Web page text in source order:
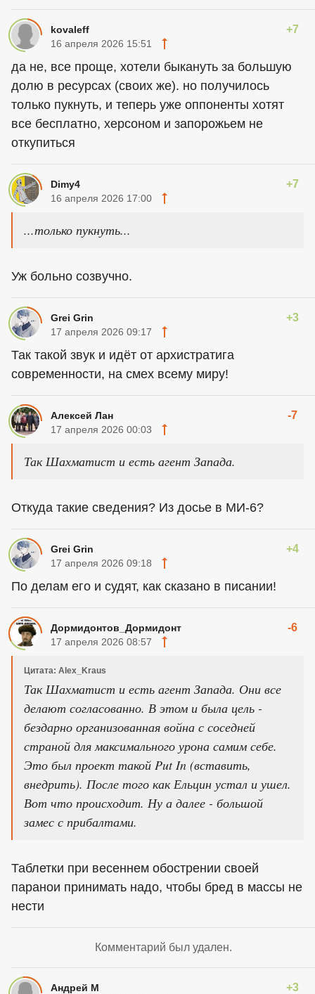
kovaleff +7
16 апреля 2026 15:51
да не, все проще, хотели быкануть за большую
долю в ресурсах (своих же). но получилось
только пукнуть, и теперь уже оппоненты хотят
все бесплатно, херсоном и запорожьем не
откупиться
Dimy4 +7
16 апреля 2026 17:00
...только пукнуть...
Уж больно созвучно.
Grei Grin +3
17 апреля 2026 09:17
Так такой звук и идёт от архистратига
современности, на смех всему миру!
Алексей Лан -7
17 апреля 2026 00:03
Так Шахматист и есть агент Запада.
Откуда такие сведения? Из досье в МИ-6?
Grei Grin +4
17 апреля 2026 09:18
По делам его и судят, как сказано в писании!
Дормидонтов_Дормидонт -6
17 апреля 2026 08:57
Цитата: Alex_Kraus
Так Шахматист и есть агент Запада. Они все
делают согласованно. В этом и была цель -
бездарно организованная война с соседней
страной для максимального урона самим себе.
Это был проект такой Put In (вставить,
внедрить). После того как Ельцин устал и ушел.
Вот что происходит. Ну а далее - большой
замес с прибалтами.
Таблетки при весеннем обострении своей
паранои принимать надо, чтобы бред в массы не
нести
Комментарий был удален.
Андрей М +3